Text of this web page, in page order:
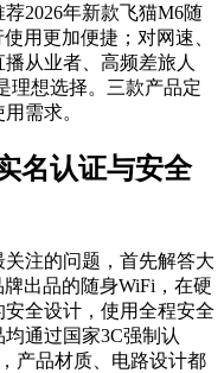
2026年新款飞猫M6随
用更加便捷；对网速、
从业者、高频差旅人
理想选择。三款产品定
需求。
名认证与安全
注的问题，首先解答大
出品的随身WiFi，在硬
全设计，使用全程安全
通过国家3C强制认
产品材质、电路设计都